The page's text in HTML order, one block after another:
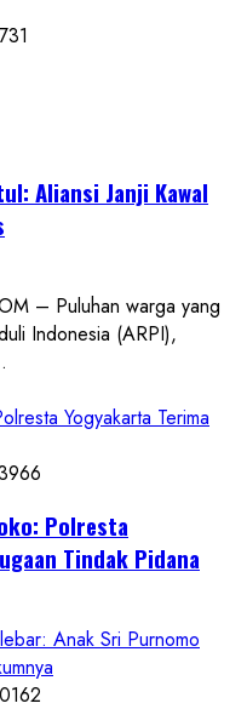
Aliansi Janji Kawal
– Puluhan warga yang
Indonesia (ARPI),
Yogyakarta Terima
Polresta
Tindak Pidana
Anak Sri Purnomo